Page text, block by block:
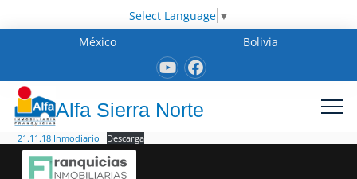
Select Language ▼
México
Bolivia
Alfa Sierra Norte
21.11.18 Inmodiario Descarga